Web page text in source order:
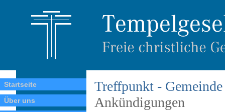
Startseite
Über uns
Treffpunkt -
Ankündigungen